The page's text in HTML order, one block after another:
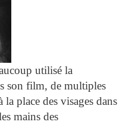
utilisé la
son film, de multiples
place des visages dans
mains des